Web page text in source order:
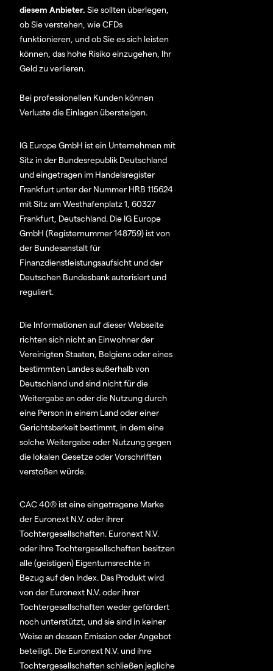
diesem Anbieter. Sie sollten überlegen,
ob Sie verstehen, wie CFDs
funktionieren, und ob Sie es sich leisten
können, das hohe Risiko einzugehen, Ihr
Geld zu verlieren.
Bei professionellen Kunden können
Verluste die Einlagen übersteigen.
IG Europe GmbH ist ein Unternehmen mit
Sitz in der Bundesrepublik Deutschland
und eingetragen im Handelsregister
Frankfurt unter der Nummer HRB 115624
mit Sitz am Westhafenplatz 1, 60327
Frankfurt, Deutschland. Die IG Europe
GmbH (Registernummer 148759) ist von
der Bundesanstalt für
Finanzdienstleistungsaufsicht und der
Deutschen Bundesbank autorisiert und
reguliert.
Die Informationen auf dieser Webseite
richten sich nicht an Einwohner der
Vereinigten Staaten, Belgiens oder eines
bestimmten Landes außerhalb von
Deutschland und sind nicht für die
Weitergabe an oder die Nutzung durch
eine Person in einem Land oder einer
Gerichtsbarkeit bestimmt, in dem eine
solche Weitergabe oder Nutzung gegen
die lokalen Gesetze oder Vorschriften
verstoßen würde.
CAC 40® ist eine eingetragene Marke
der Euronext N.V. oder ihrer
Tochtergesellschaften. Euronext N.V.
oder ihre Tochtergesellschaften besitzen
alle (geistigen) Eigentumsrechte in
Bezug auf den Index. Das Produkt wird
von der Euronext N.V. oder ihrer
Tochtergesellschaften weder gefördert
noch unterstützt, und sie sind in keiner
Weise an dessen Emission oder Angebot
beteiligt. Die Euronext N.V. und ihre
Tochtergesellschaften schließen jegliche